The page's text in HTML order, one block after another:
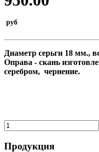
руб
Диаметр серьги 18 мм.,
Оправа - скань
серебром, чернение.
Продукция